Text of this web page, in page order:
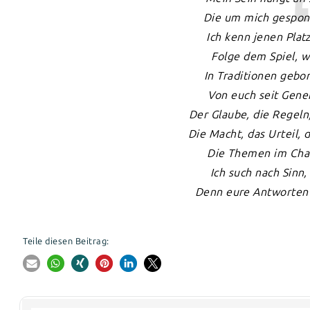
Die um mich
Ich kenn jenen
Folge dem Spiel,
In Traditionen
Von euch seit
Der Glaube, die
Die Macht, das Urteil,
Die Themen im
Ich such nach
Denn eure
Teile diesen Beitrag: